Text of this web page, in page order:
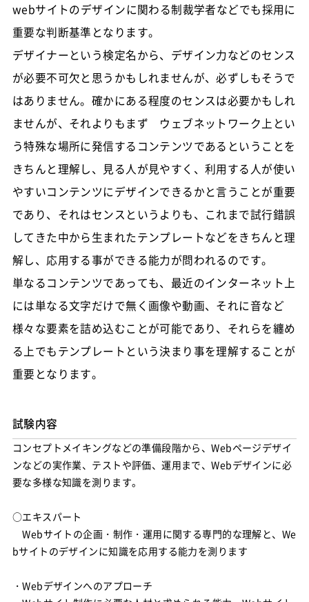
webサイトのデザインに関わる制裁学者などでも採用に
重要な判断基準となります。
デザイナーという検定名から、デザイン力などのセンス
が必要不可欠と思うかもしれませんが、必ずしもそうで
はありません。確かにある程度のセンスは必要かもしれ
ませんが、それよりもまず ウェブネットワーク上とい
う特殊な場所に発信するコンテンツであるということを
きちんと理解し、見る人が見やすく、利用する人が使い
やすいコンテンツにデザインできるかと言うことが重要
であり、それはセンスというよりも、これまで試行錯誤
してきた中から生まれたテンプレートなどをきちんと理
解し、応用する事ができる能力が問われるのです。
単なるコンテンツであっても、最近のインターネット上
には単なる文字だけで無く画像や動画、それに音など
様々な要素を詰め込むことが可能であり、それらを纏め
る上でもテンプレートという決まり事を理解することが
重要となります。
試験内容
コンセプトメイキングなどの準備段階から、Webページデザイ
ンなどの実作業、テストや評価、運用まで、Webデザインに必
要な多様な知識を測ります。
○エキスパート
Webサイトの企画・制作・運用に関する専門的な理解と、We
bサイトのデザインに知識を応用する能力を測ります
・Webデザインへのアプローチ